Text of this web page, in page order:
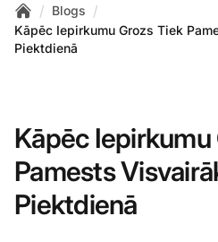
Home
/ Blogs /
Kāpēc Iepirkumu Grozs Tiek
Piektdienā
Kāpēc Iepirkumu
Pamests
Piektdienā